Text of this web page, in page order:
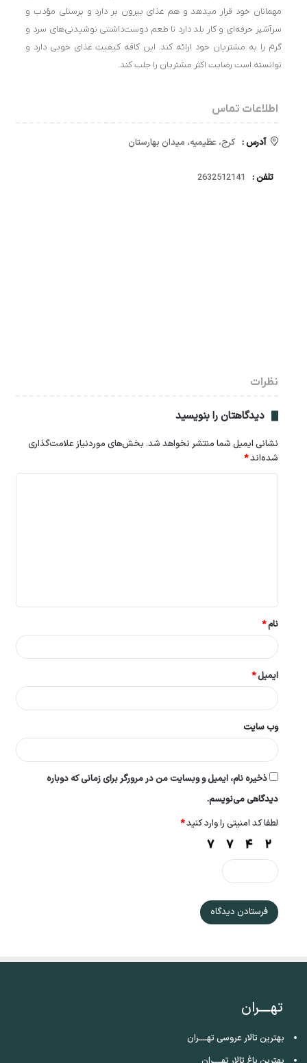
مهمانان خود قرار میدهد و هم غذای بیرون بر دارد و پرسنلی مؤدب و
سرآشپز حرفه‌ای و کار بلد دارد تا طعم دوست‌داشتنی نوشیدنی‌های سرد و
گرم را به مشتریان خود ارائه کند. این کافه کیفیت غذای خوبی دارد و
توانسته است رضایت اکثر مشتریان را جلب کند.
اطلاعات تماس
آدرس : کرج، عظیمیه، میدان بهارستان
تلفن : 2632512141
نظرات
دیدگاهتان را بنویسید
نشانی ایمیل شما منتشر نخواهد شد. بخش‌های موردنیاز علامت‌گذاری
شده‌اند*
*
نام*
ایمیل*
وب‌ سایت
ذخیره نام، ایمیل و وبسایت من در مرورگر برای زمانی که دوباره
دیدگاهی می‌نویسم.
لطفا کد امنیتی را وارد کنید*
تهــــران
بهترین تالار عروسی تهــــران